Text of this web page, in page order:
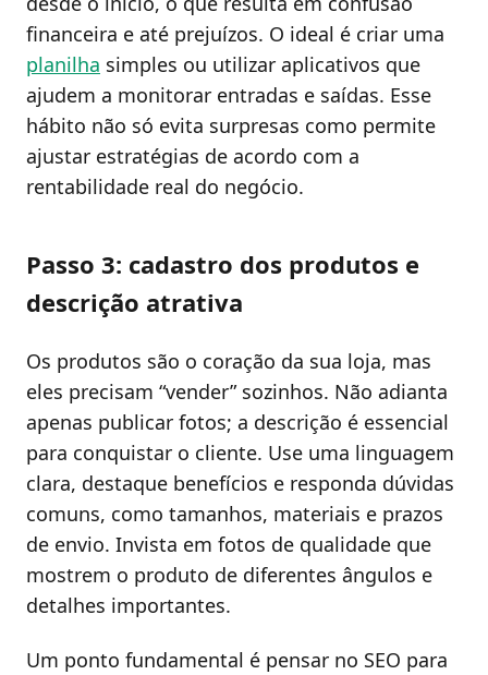
financeira e até prejuízos. O ideal é criar uma
planilha simples ou utilizar aplicativos que
ajudem a monitorar entradas e saídas. Esse
hábito não só evita surpresas como permite
ajustar estratégias de acordo com a
rentabilidade real do negócio.
Passo 3: cadastro dos produtos e
descrição atrativa
Os produtos são o coração da sua loja, mas
eles precisam “vender” sozinhos. Não adianta
apenas publicar fotos; a descrição é essencial
para conquistar o cliente. Use uma linguagem
clara, destaque benefícios e responda dúvidas
comuns, como tamanhos, materiais e prazos
de envio. Invista em fotos de qualidade que
mostrem o produto de diferentes ângulos e
detalhes importantes.
Um ponto fundamental é pensar no SEO para